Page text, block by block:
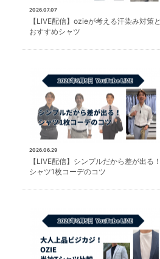
2026.07.07
【LIVE配信】ozieが考える汗染み対策と
おすすめシャツ
2026.06.29
【LIVE配信】シンプルだから差が出る！
シャツ1枚コーデのコツ